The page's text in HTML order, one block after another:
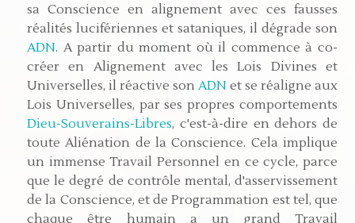
sa Conscience en alignement avec ces fausses
réalités lucifériennes et sataniques, il dégrade son
ADN. A partir du moment où il commence à co-
créer en Alignement avec les Lois Divines et
Universelles, il réactive son ADN et se réaligne aux
Lois Universelles, par ses propres comportements
Dieu-Souverains-Libres, c'est-à-dire en dehors de
toute Aliénation de la Conscience. Cela implique
un immense Travail Personnel en ce cycle, parce
que le degré de contrôle mental, d'asservissement
de la Conscience, et de Programmation est tel, que
chaque être humain a un grand Travail